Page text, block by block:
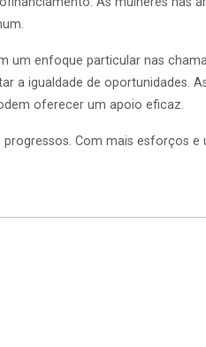
enfoque particular nas
a igualdade de oportunidades.
oferecer um apoio eficaz.
Com mais esforços